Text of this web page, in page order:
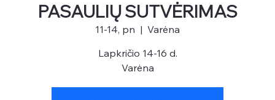
PASAULIŲ SUTVĖRIMAS
11-14, pn
  |
Varėna
Lapkričio 14-16 d.
Varėna